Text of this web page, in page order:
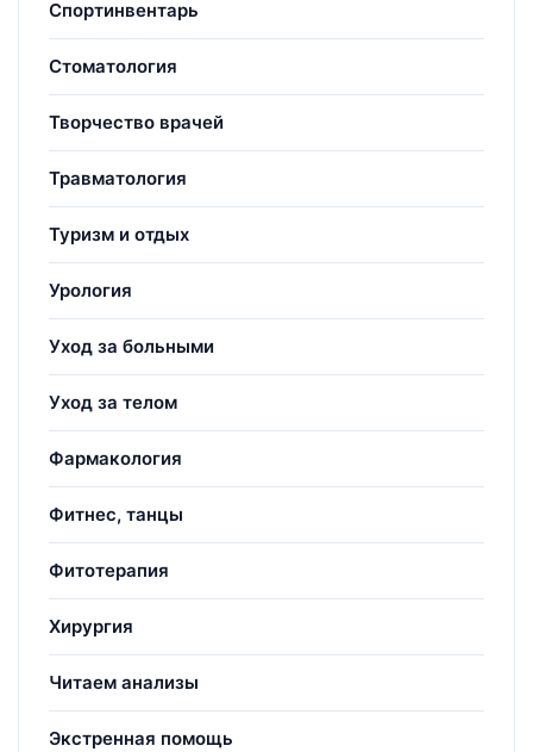
Спортинвентарь
Стоматология
Творчество врачей
Травматология
Туризм и отдых
Урология
Уход за больными
Уход за телом
Фармакология
Фитнес, танцы
Фитотерапия
Хирургия
Читаем анализы
Экстренная помощь